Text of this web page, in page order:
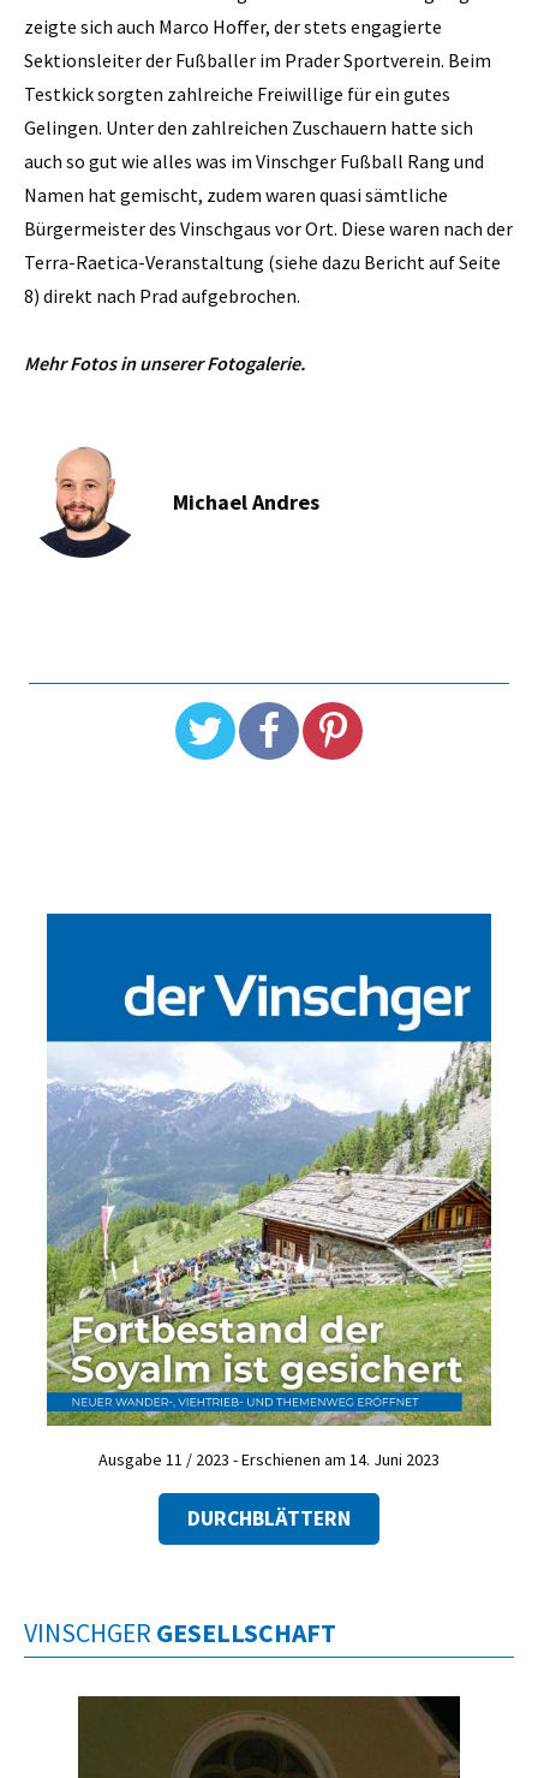
zeigte sich auch Marco Hoffer, der stets engagierte
Sektionsleiter der Fußballer im Prader Sportverein. Beim
Testkick sorgten zahlreiche Freiwillige für ein gutes
Gelingen. Unter den zahlreichen Zuschauern hatte sich
auch so gut wie alles was im Vinschger Fußball Rang und
Namen hat gemischt, zudem waren quasi sämtliche
Bürgermeister des Vinschgaus vor Ort. Diese waren nach der
Terra-Raetica-Veranstaltung (siehe dazu Bericht auf Seite
8) direkt nach Prad aufgebrochen.
Mehr Fotos in unserer Fotogalerie.
Michael Andres
Ausgabe 11 / 2023 - Erschienen am 14. Juni 2023
DURCHBLÄTTERN
VINSCHGER GESELLSCHAFT